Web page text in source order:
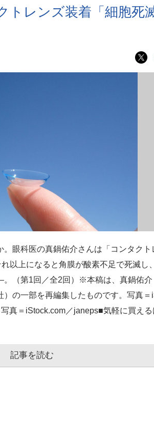
トレンズ装着「細胞死
。眼科医の真鍋佑介さんは「コンタクト
以上になると角膜が酸素不足で死滅し
（第1回／全2回）※本稿は、真鍋佑介
の一部を再編集したものです。写真＝
真＝iStock.com／janeps■気軽に買える
記事を読む